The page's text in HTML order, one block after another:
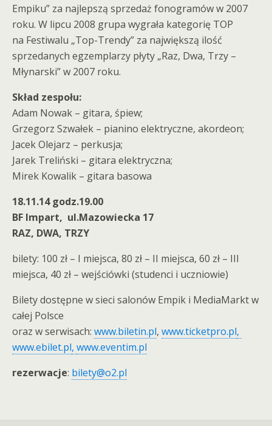
Empiku” za najlepszą sprzedaż fonogramów w 2007
roku. W lipcu 2008 grupa wygrała kategorię TOP
na Festiwalu „Top-Trendy” za największą ilość
sprzedanych egzemplarzy płyty „Raz, Dwa, Trzy –
Młynarski” w 2007 roku.
Skład zespołu:
Adam Nowak – gitara, śpiew;
Grzegorz Szwałek – pianino elektryczne, akordeon;
Jacek Olejarz – perkusja;
Jarek Treliński – gitara elektryczna;
Mirek Kowalik – gitara basowa
18.11.14 godz.19.00
BF Impart, ul.Mazowiecka 17
RAZ, DWA, TRZY
bilety: 100 zł – I miejsca, 80 zł – II miejsca, 60 zł – III
miejsca, 40 zł – wejściówki (studenci i uczniowie)
Bilety dostępne w sieci salonów Empik i MediaMarkt w
całej Polsce
oraz w serwisach: www.biletin.pl, www.ticketpro.pl,
www.ebilet.pl, www.eventim.pl
rezerwacje: bilety@o2.pl